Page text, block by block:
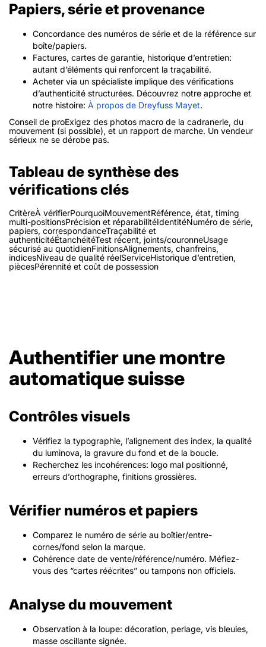
Papiers, série et provenance
Concordance des numéros de série et de la référence sur
boîte/papiers.
Factures, cartes de garantie, historique d’entretien:
autant d’éléments qui renforcent la traçabilité.
Acheter via un spécialiste implique des vérifications
d’authenticité structurées. Découvrez notre approche et
notre histoire: À propos de Dreyfuss Mayet.
Conseil de proExigez des photos macro de la cadranerie, du
mouvement (si possible), et un rapport de marche. Un vendeur
sérieux ne se dérobe pas.
Tableau de synthèse des
vérifications clés
CritèreÀ vérifierPourquoiMouvementRéférence, état, timing
multi-positionsPrécision et réparabilitéIdentitéNuméro de série,
papiers, correspondanceTraçabilité et
authenticitéÉtanchéitéTest récent, joints/couronneUsage
sécurisé au quotidienFinitionsAlignements, chanfreins,
indicesNiveau de qualité réelServiceHistorique d’entretien,
piècesPérennité et coût de possession
Authentifier une montre
automatique suisse
Contrôles visuels
Vérifiez la typographie, l’alignement des index, la qualité
du luminova, la gravure du fond et de la boucle.
Recherchez les incohérences: logo mal positionné,
erreurs d’orthographe, finitions grossières.
Vérifier numéros et papiers
Comparez le numéro de série au boîtier/entre-
cornes/fond selon la marque.
Cohérence date de vente/référence/numéro. Méfiez-
vous des “cartes réécrites” ou tampons non officiels.
Analyse du mouvement
Observation à la loupe: décoration, perlage, vis bleuies,
masse oscillante signée.